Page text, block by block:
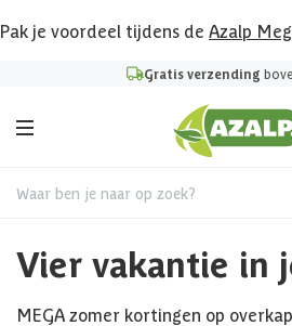
Pak je voordeel tijdens de Azalp
Gratis verzending
Waar ben je naar op zoek?
Vier vakantie in
MEGA zomer kortingen op